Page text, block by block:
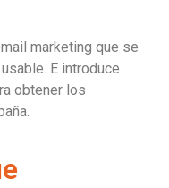
marketing que se
E introduce
obtener los